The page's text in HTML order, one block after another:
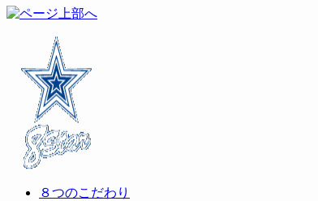
ィ
ン
き
ま
く
だ
い
(新
し
い
ウ
ィ
ン
ド
で
開
き
ま
ィ
ン
き
ま
す)
８つのこだわり